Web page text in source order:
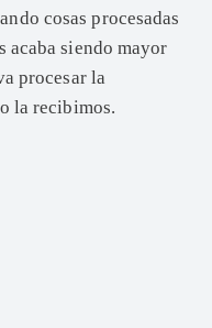
cosas procesadas
acaba siendo mayor
procesar la
la recibimos.